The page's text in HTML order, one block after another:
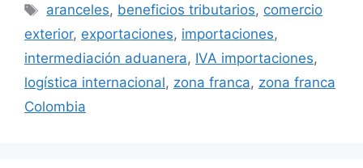
Etiquetas
aranceles, beneficios tributarios, comercio
exterior, exportaciones, importaciones,
intermediación aduanera, IVA importaciones,
logística internacional, zona franca, zona franca
Colombia